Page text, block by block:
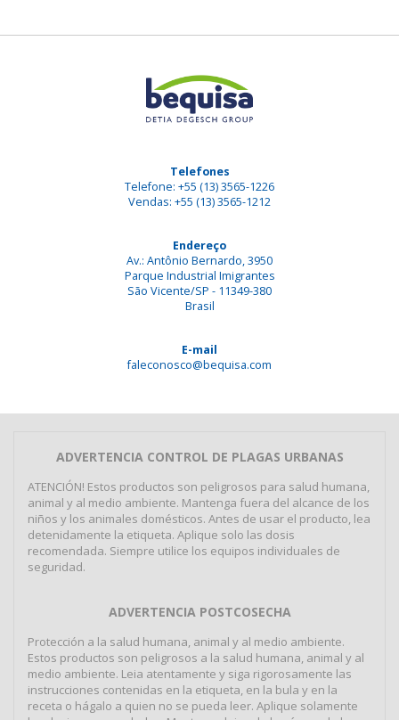
Telefones
Telefone: +55 (13) 3565-1226
Vendas: +55 (13) 3565-1212
Endereço
Av.: Antônio Bernardo, 3950
Parque Industrial Imigrantes
São Vicente/SP - 11349-380
Brasil
E-mail
faleconosco@bequisa.com
ADVERTENCIA CONTROL DE PLAGAS URBANAS
ATENCIÓN! Estos productos son peligrosos para salud humana,
animal y al medio ambiente. Mantenga fuera del alcance de los
niños y los animales domésticos. Antes de usar el producto, lea
detenidamente la etiqueta. Aplique solo las dosis
recomendada. Siempre utilice los equipos individuales de
seguridad.
ADVERTENCIA POSTCOSECHA
Protección a la salud humana, animal y al medio ambiente.
Estos productos son peligrosos a la salud humana, animal y al
medio ambiente. Leia atentamente y siga rigorosamente las
instrucciones contenidas en la etiqueta, en la bula y en la
receta o hágalo a quien no se pueda leer. Aplique solamente